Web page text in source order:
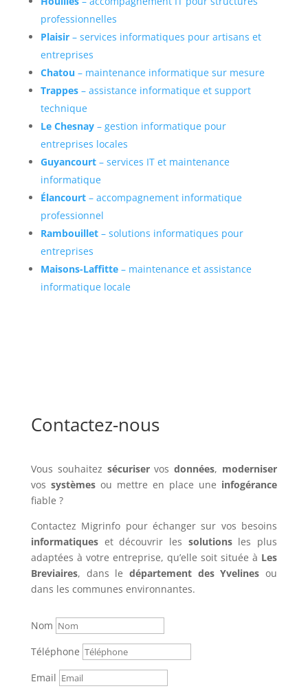
professionnelles
Plaisir– services informatiques pour artisans et
entreprises
Chatou – maintenance informatique sur mesure
Trappes– assistance informatique et support
technique
Le Chesnay– gestion informatique pour
entreprises locales
Guyancourt– services IT et maintenance
informatique
Élancourt– accompagnement informatique
professionnel
Rambouillet– solutions informatiques pour
entreprises
Maisons-Laffitte– maintenance et assistance
informatique locale
Contactez-nous
Vous souhaitez sécuriservosdonnées, moderniser
vos systèmesou mettre en place une infogérance
fiable ?
Contactez Migrinfo pour échanger sur vos besoins
informatiqueset découvrir les solutionsles plus
adaptées à votre entreprise, qu’elle soit située à Les
Breviaires, dans le département des Yvelines ou
dans les communes environnantes.
Nom
Téléphone
Email